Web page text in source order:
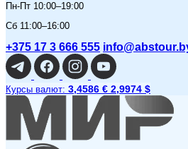
Пн-Пт 10:00–19:00
Сб 11:00–16:00
+375 17 3 666 555
Курсы валют: 3,4586 € 2,9974 $